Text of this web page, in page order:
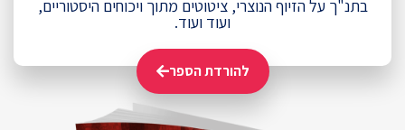
בתנ"ך על הזיוף הנוצרי, ציטוטים מתוך ויכוחים היסטוריים,
ועוד ועוד.
להורדת הספר